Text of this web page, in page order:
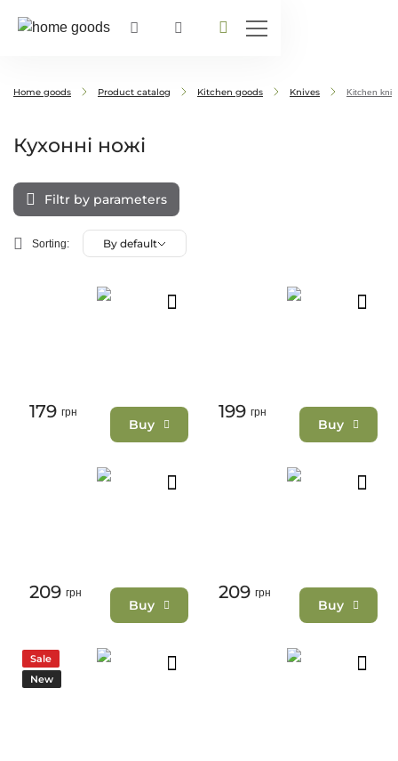
Home goods Product catalog Kitchen goods Knives Kitchen
Кухонні ножі
Filtr by parameters
Sorting: By default
179 грн
Buy
199 грн
Buy
209 грн
Buy
209 грн
Buy
Sale
New